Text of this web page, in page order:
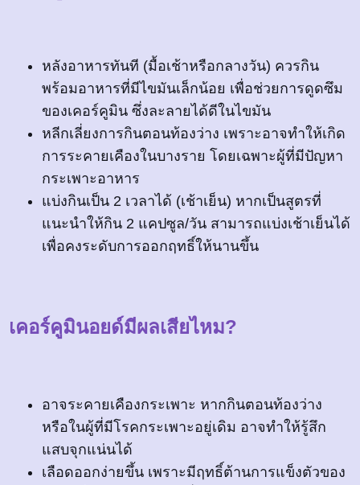
หลังอาหารทันที (มื้อเช้าหรือกลางวัน) ควรกิน
พร้อมอาหารที่มีไขมันเล็กน้อย เพื่อช่วยการดูดซึม
ของเคอร์คูมิน ซึ่งละลายได้ดีในไขมัน
หลีกเลี่ยงการกินตอนท้องว่าง เพราะอาจทำให้เกิด
การระคายเคืองในบางราย โดยเฉพาะผู้ที่มีปัญหา
กระเพาะอาหาร
แบ่งกินเป็น 2 เวลาได้ (เช้าเย็น) หากเป็นสูตรที่
แนะนำให้กิน 2 แคปซูล/วัน สามารถแบ่งเช้าเย็นได้
เพื่อคงระดับการออกฤทธิ์ให้นานขึ้น
เคอร์คูมินอยด์มีผลเสียไหม?
อาจระคายเคืองกระเพาะ หากกินตอนท้องว่าง
หรือในผู้ที่มีโรคกระเพาะอยู่เดิม อาจทำให้รู้สึก
แสบจุกแน่นได้
เลือดออกง่ายขึ้น เพราะมีฤทธิ์ต้านการแข็งตัวของ